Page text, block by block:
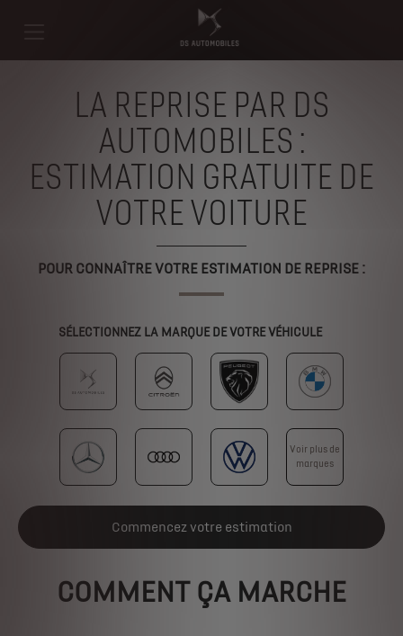
LA REPRISE PAR DS
AUTOMOBILES :
ESTIMATION GRATUITE DE
VOTRE VOITURE
POUR CONNAÎTRE VOTRE ESTIMATION DE REPRISE :
SÉLECTIONNEZ LA MARQUE DE VOTRE VÉHICULE
Voir plus de
marques
Commencez votre estimation
COMMENT ÇA MARCHE